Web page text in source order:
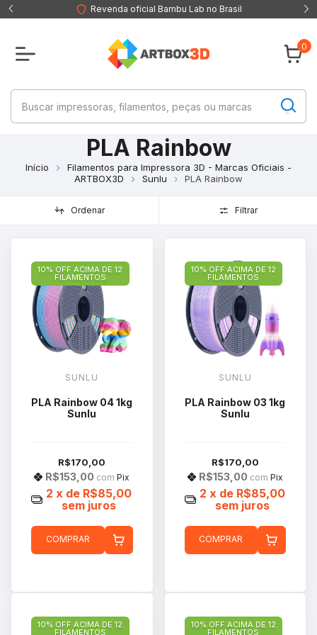
Revenda oficial Bambu Lab no Brasil
0
PLA Rainbow
Início
Filamentos para Impressora 3D - Marcas Oficiais -
ARTBOX3D
Sunlu PLA Rainbow
Ordenar Filtrar
10% OFF ACIMA DE 12
FILAMENTOS
SUNLU
PLA Rainbow 04 1kg
Sunlu
R$170,00
R$153,00 com Pix
2 x de R$85,00
sem juros
COMPRAR
10% OFF ACIMA DE 12
FILAMENTOS
SUNLU
PLA Rainbow 03 1kg
Sunlu
R$170,00
R$153,00 com Pix
2 x de R$85,00
sem juros
COMPRAR
10% OFF ACIMA DE 12
FILAMENTOS
10% OFF ACIMA DE 12
FILAMENTOS